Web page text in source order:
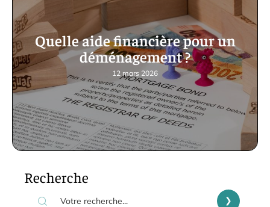
Quelle aide financière pour un
déménagement ?
12 mars 2026
Recherche